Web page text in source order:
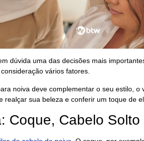
dúvida uma das decisões mais
vários fatores.
noiva deve complementar o seu estilo, o
sua beleza e conferir um toque de
Coque, Cabelo